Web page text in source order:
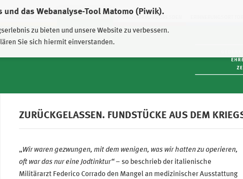
und das Webanalyse-Tool Matomo (Piwik).
zu bieten und unsere Website zu verbessern.
Sie sich hiermit einverstanden.
EHRENHAIN ZEITHAIN MÜNCHNER PLATZ DRESDEN
ZURÜCKGELASSEN. FUNDSTÜCKE AUS DEM
„Wir waren gezwungen, mit dem wenigen, was wir hatten zu operieren,
oft war das nur eine Jodtinktur“– so beschrieb der italienische
Militärarzt Federico Corrado den Mangel an medizinischer Ausstattung